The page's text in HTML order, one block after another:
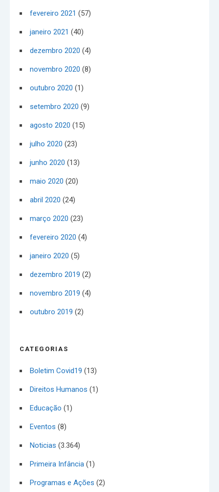
fevereiro 2021 (57)
janeiro 2021 (40)
dezembro 2020 (4)
novembro 2020 (8)
outubro 2020 (1)
setembro 2020 (9)
agosto 2020 (15)
julho 2020 (23)
junho 2020 (13)
maio 2020 (20)
abril 2020 (24)
março 2020 (23)
fevereiro 2020 (4)
janeiro 2020 (5)
dezembro 2019 (2)
novembro 2019 (4)
outubro 2019 (2)
CATEGORIAS
Boletim Covid19 (13)
Direitos Humanos (1)
Educação (1)
Eventos (8)
Noticias (3.364)
Primeira Infância (1)
Programas e Ações (2)